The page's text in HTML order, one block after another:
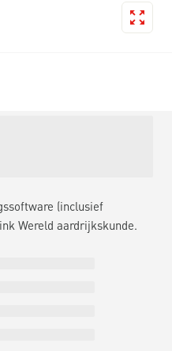
(inclusief
Wereld aardrijkskunde.